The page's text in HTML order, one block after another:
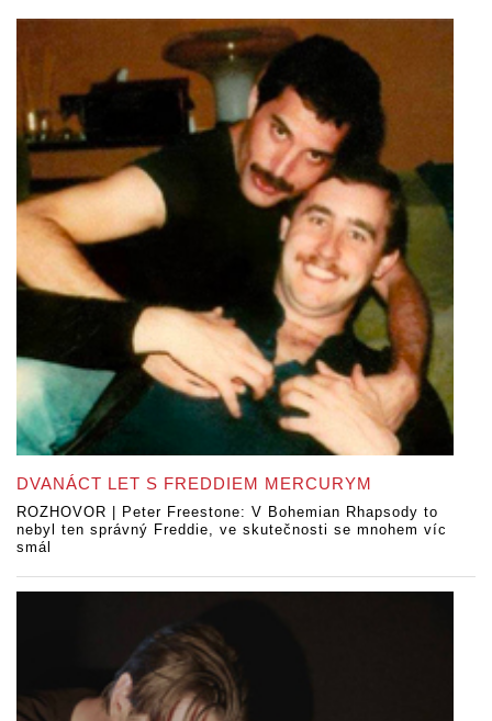
DVANÁCT LET S FREDDIEM MERCURYM
ROZHOVOR | Peter Freestone: V Bohemian Rhapsody to
nebyl ten správný Freddie, ve skutečnosti se mnohem víc
smál